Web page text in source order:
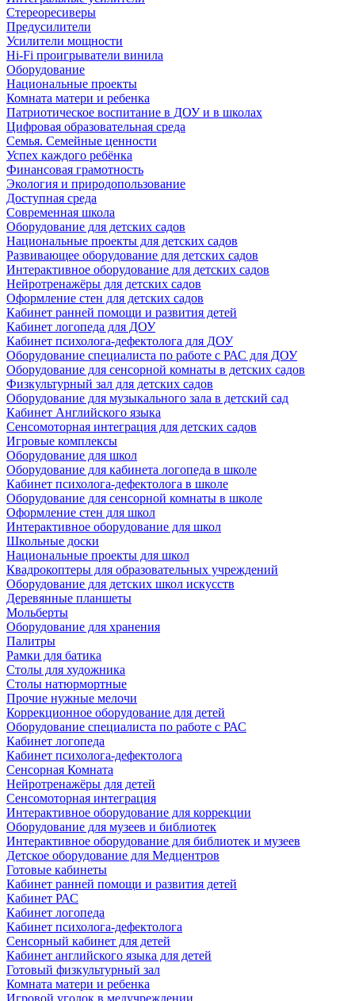
Стереоресиверы
Предусилители
Усилители мощности
Hi-Fi проигрыватели винила
Оборудование
Национальные проекты
Комната матери и ребенка
Патриотическое воспитание в ДОУ и в школах
Цифровая образовательная среда
Семья. Семейные ценности
Успех каждого ребёнка
Финансовая грамотность
Экология и природопользование
Доступная среда
Современная школа
Оборудование для детских садов
Национальные проекты для детских садов
Развивающее оборудование для детских садов
Интерактивное оборудование для детских садов
Нейротренажёры для детских садов
Оформление стен для детских садов
Кабинет ранней помощи и развития детей
Кабинет логопеда для ДОУ
Кабинет психолога-дефектолога для ДОУ
Оборудование специалиста по работе с РАС для ДОУ
Оборудование для сенсорной комнаты в детских садов
Физкультурный зал для детских садов
Оборудование для музыкального зала в детский сад
Кабинет Английского языка
Сенсомоторная интеграция для детских садов
Игровые комплексы
Оборудование для школ
Оборудование для кабинета логопеда в школе
Кабинет психолога-дефектолога в школе
Оборудование для сенсорной комнаты в школе
Оформление стен для школ
Интерактивное оборудование для школ
Школьные доски
Национальные проекты для школ
Квадрокоптеры для образовательных учреждений
Оборудование для детских школ искусств
Деревянные планшеты
Мольберты
Оборудование для хранения
Палитры
Рамки для батика
Столы для художника
Столы натюрмортные
Прочие нужные мелочи
Коррекционное оборудование для детей
Оборудование специалиста по работе с РАС
Кабинет логопеда
Кабинет психолога-дефектолога
Сенсорная Комната
Нейротренажёры для детей
Сенсомоторная интеграция
Интерактивное оборудование для коррекции
Оборудование для музеев и библиотек
Интерактивное оборудование для библиотек и музеев
Детское оборудование для Медцентров
Готовые кабинеты
Кабинет ранней помощи и развития детей
Кабинет РАС
Кабинет логопеда
Кабинет психолога-дефектолога
Сенсорный кабинет для детей
Кабинет английского языка для детей
Готовый физкультурный зал
Комната матери и ребенка
Игровой уголок в медучреждении